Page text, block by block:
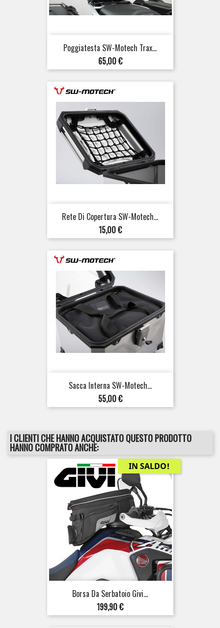
Poggiatesta SW-Motech Trax...
Prezzo
65,00 €
Rete Di Copertura SW-Motech...
Prezzo
15,00 €
Sacca Interna SW-Motech...
Prezzo
55,00 €
I CLIENTI CHE HANNO ACQUISTATO QUESTO PRODOTTO
HANNO COMPRATO ANCHE:
Borsa Da Serbatoio Givi...
Prezzo
199,90 €
IN SALDO!